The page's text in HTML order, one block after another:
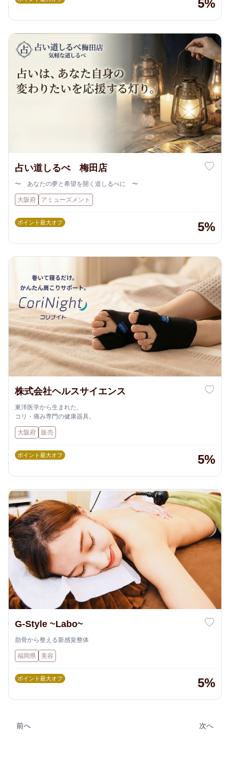
5%
占い道しるべ 梅田店
〜 あなたの夢と希望を開く道しるべに 〜
大阪府 アミューズメント
ポイント最大オフ 5%
株式会社ヘルスサイエンス
東洋医学から生まれた、
コリ・痛み専門の健康器具。
大阪府 販売
ポイント最大オフ 5%
G-Style ~Labo~
肋骨から整える新感覚整体
福岡県 美容
ポイント最大オフ 5%
前へ 次へ